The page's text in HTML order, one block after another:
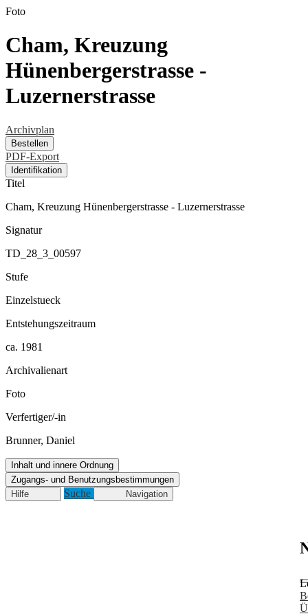
Foto
Cham, Kreuzung
Hünenbergerstrasse -
Luzernerstrasse
Archivplan
Bestellen
PDF-Export
Identifikation
Titel
Cham, Kreuzung Hünenbergerstrasse - Luzernerstrasse
Signatur
TD_28_3_00597
Stufe
Einzelstueck
Entstehungszeitraum
ca. 1981
Archivalienart
Foto
Verfertiger/-in
Brunner, Daniel
Inhalt und innere Ordnung
Zugangs- und Benutzungsbestimmungen
Hilfe
Suche Navigation